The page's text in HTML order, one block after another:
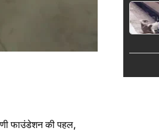
फाउंडेशन की पहल,